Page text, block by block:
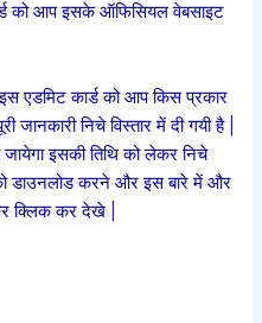
को आप इसके ऑफिसियल वेबसाइट
एडमिट कार्ड को आप किस प्रकार
निचे विस्तार में दी गयी है |
इसकी तिथि को लेकर निचे
डाउनलोड करने और इस बारे में और
क्लिक कर देखे |